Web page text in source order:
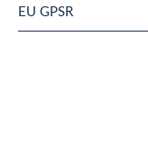
EU GPSR